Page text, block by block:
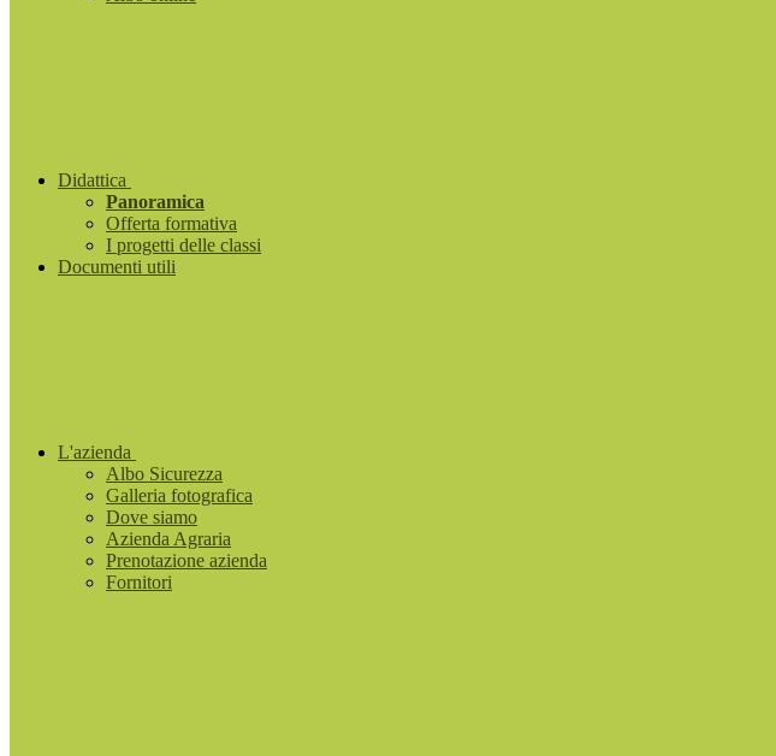
Didattica
Panoramica
Offerta formativa
I progetti delle classi
Documenti utili
L'azienda
Albo Sicurezza
Galleria fotografica
Dove siamo
Azienda Agraria
Prenotazione azienda
Fornitori